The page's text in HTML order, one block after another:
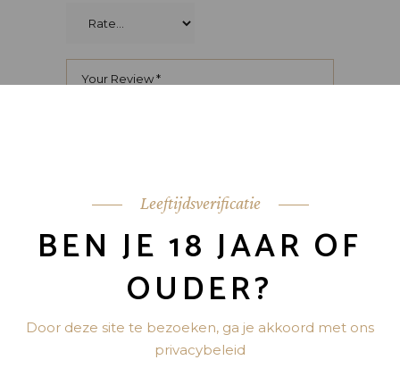
Leeftijdsverificatie
BEN JE 18 JAAR OF
OUDER?
Door deze site te bezoeken, ga je akkoord met ons
privacybeleid